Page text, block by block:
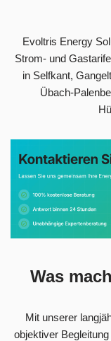
Evoltris Energy
Strom- und
in Selfkant,
Übach-
Was
Mit unserer
objektiver